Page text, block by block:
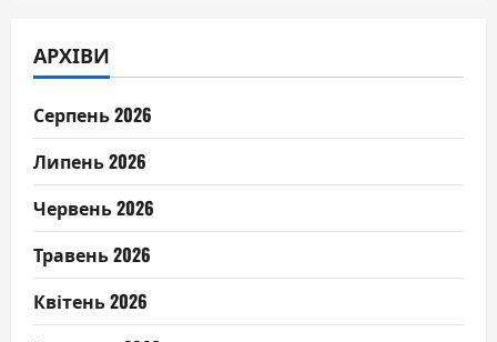
АРХІВИ
Серпень 2026
Липень 2026
Червень 2026
Травень 2026
Квітень 2026